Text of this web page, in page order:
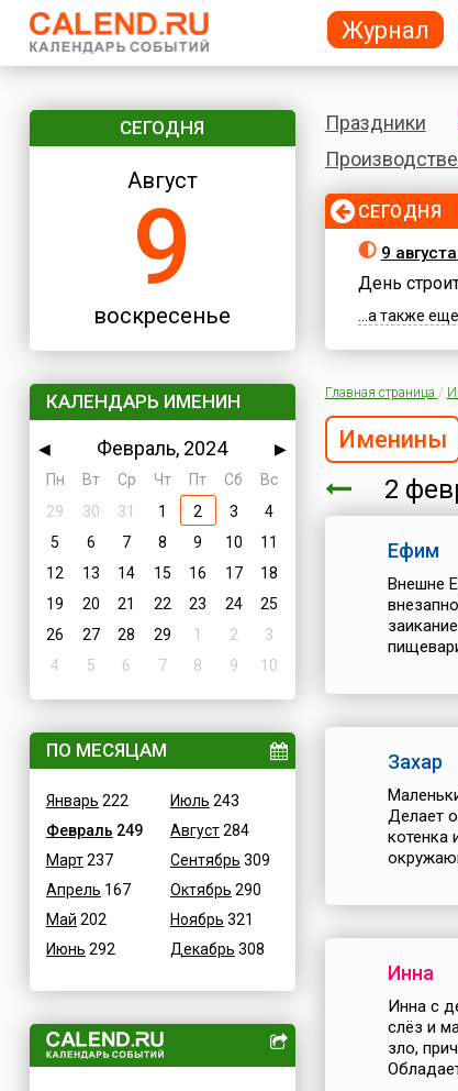
СЕГОДНЯ
Август
9
воскресенье
КАЛЕНДАРЬ ИМЕНИН
◀ Февраль, 2024
▶
Пн
Вт Ср Чт Пт Сб
Вс
29
30 31 1 2 3
4
5
6 7 8 9 10
11
12
13 14 15 16 17
18
19
20 21 22 23 24
25
26
27 28 29 1 2
3
4
5 6 7 8 9 10
ПО МЕСЯЦАМ
Январь 222
Февраль 249
Март237
Апрель 167
Май 202
Июнь 292
Июль 243
Август284
Сентябрь 309
Октябрь 290
Ноябрь 321
Декабрь 308
Праздники
СЕГОДНЯ
9
День
...а также
Главная страница /
Именины
2
Ефим
Внешне
Захар
Делает
котенка
Инна
Инна с
слёз и
зло,
Журнал